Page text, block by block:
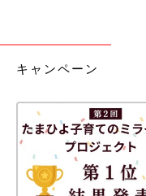
キャンペーン